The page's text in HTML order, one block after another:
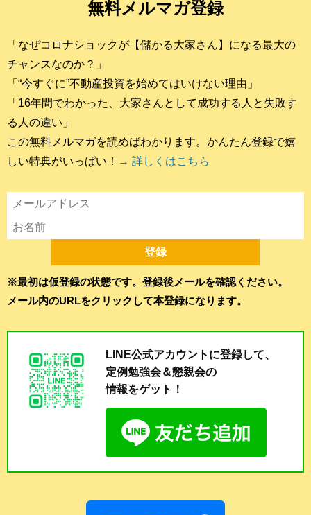
無料メルマガ登録
「なぜコロナショックが【儲かる大家さん】になる最大の
チャンスなのか？」
「“今すぐに”不動産投資を始めてはいけない理由」
「16年間でわかった、大家さんとして成功する人と失敗す
る人の違い」
この無料メルマガを読めばわかります。かんたん登録で嬉
しい特典がいっぱい！ → 詳しくはこちら
※最初は仮登録の状態です。登録後メールを確認ください。
メール内のURLをクリックして本登録になります。
LINE公式アカウントに登録して、
定例勉強会＆懇親会の
情報をゲット！